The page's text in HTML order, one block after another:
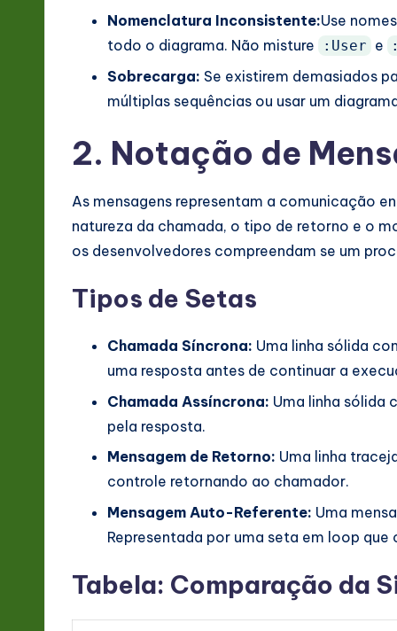
Nomenclatura Inconsistente:Use
todo o diagrama. Não misture
:User e
Sobrecarga: Se existirem demasiados
múltiplas sequências ou usar um
2. Notação de
As mensagens representam a comunicação
natureza da chamada, o tipo de retorno e o
os desenvolvedores compreendam se um
Tipos de Setas
Chamada Síncrona: Uma linha sólida
uma resposta antes de continuar a
Chamada Assíncrona: Uma linha sólida
pela resposta.
Mensagem de Retorno: Uma linha
controle retornando ao chamador.
Mensagem Auto-Referente: Uma
Representada por uma seta em loop
Tabela: Comparação da